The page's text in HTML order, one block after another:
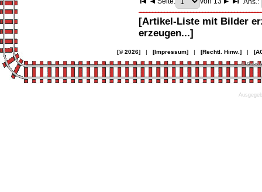
Ans.:
[Artikel-Liste mit Bilder
erzeugen...]
[© 2026]| [Impressum]| [Rechtl. Hinw.]|
©